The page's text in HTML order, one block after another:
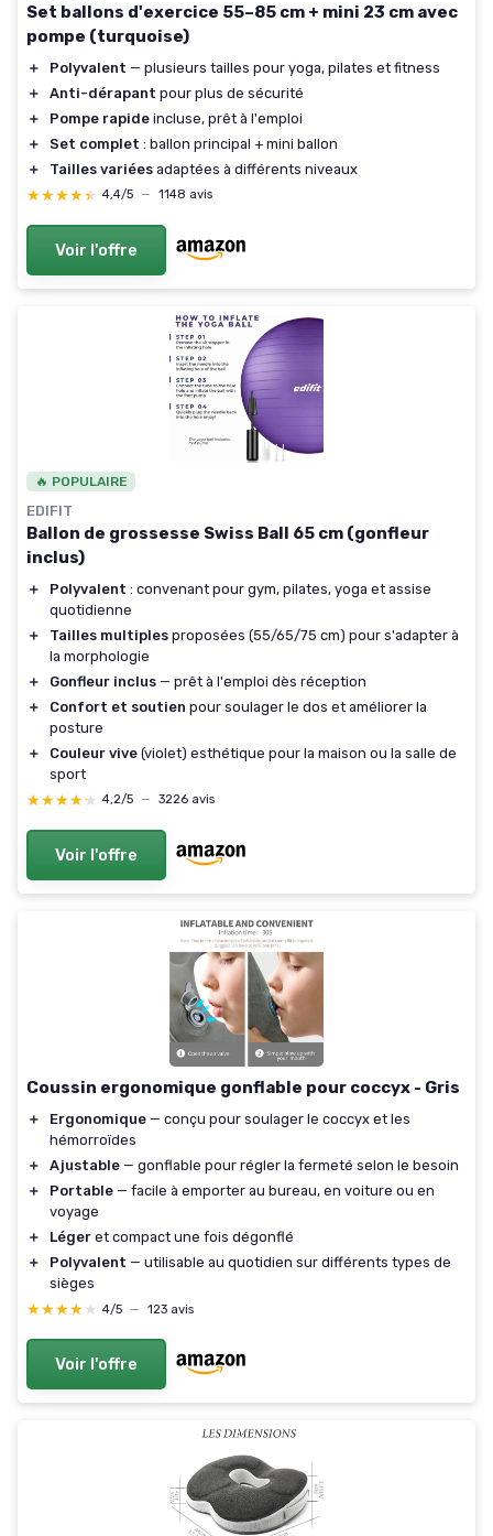
Set ballons d'exercice 55–85 cm + mini 23 cm avec
pompe (turquoise)
＋ Polyvalent — plusieurs tailles pour yoga, pilates et fitness
＋
Anti-dérapant pour plus de sécurité
＋
Pompe rapide incluse, prêt à l'emploi
＋
Set complet : ballon principal + mini ballon
＋
Tailles variées adaptées à différents niveaux
★★★★★
★★★★★ 4,4/5 — 1148 avis
Voir l'offre
🔥 POPULAIRE
EDIFIT
Ballon de grossesse Swiss Ball 65 cm (gonfleur
inclus)
＋ Polyvalent : convenant pour gym, pilates, yoga et assise
quotidienne
＋
Tailles multiples proposées (55/65/75 cm) pour s'adapter à
la morphologie
＋
Gonfleur inclus — prêt à l'emploi dès réception
＋
Confort et soutien pour soulager le dos et améliorer la
posture
＋
Couleur vive (violet) esthétique pour la maison ou la salle de
sport
★★★★★
★★★★★ 4,2/5 — 3226 avis
Voir l'offre
Coussin ergonomique gonflable pour coccyx - Gris
＋ Ergonomique — conçu pour soulager le coccyx et les
hémorroïdes
＋
Ajustable — gonflable pour régler la fermeté selon le besoin
＋
Portable — facile à emporter au bureau, en voiture ou en
voyage
＋
Léger et compact une fois dégonflé
＋
Polyvalent — utilisable au quotidien sur différents types de
sièges
★★★★★
★★★★★ 4/5 — 123 avis
Voir l'offre